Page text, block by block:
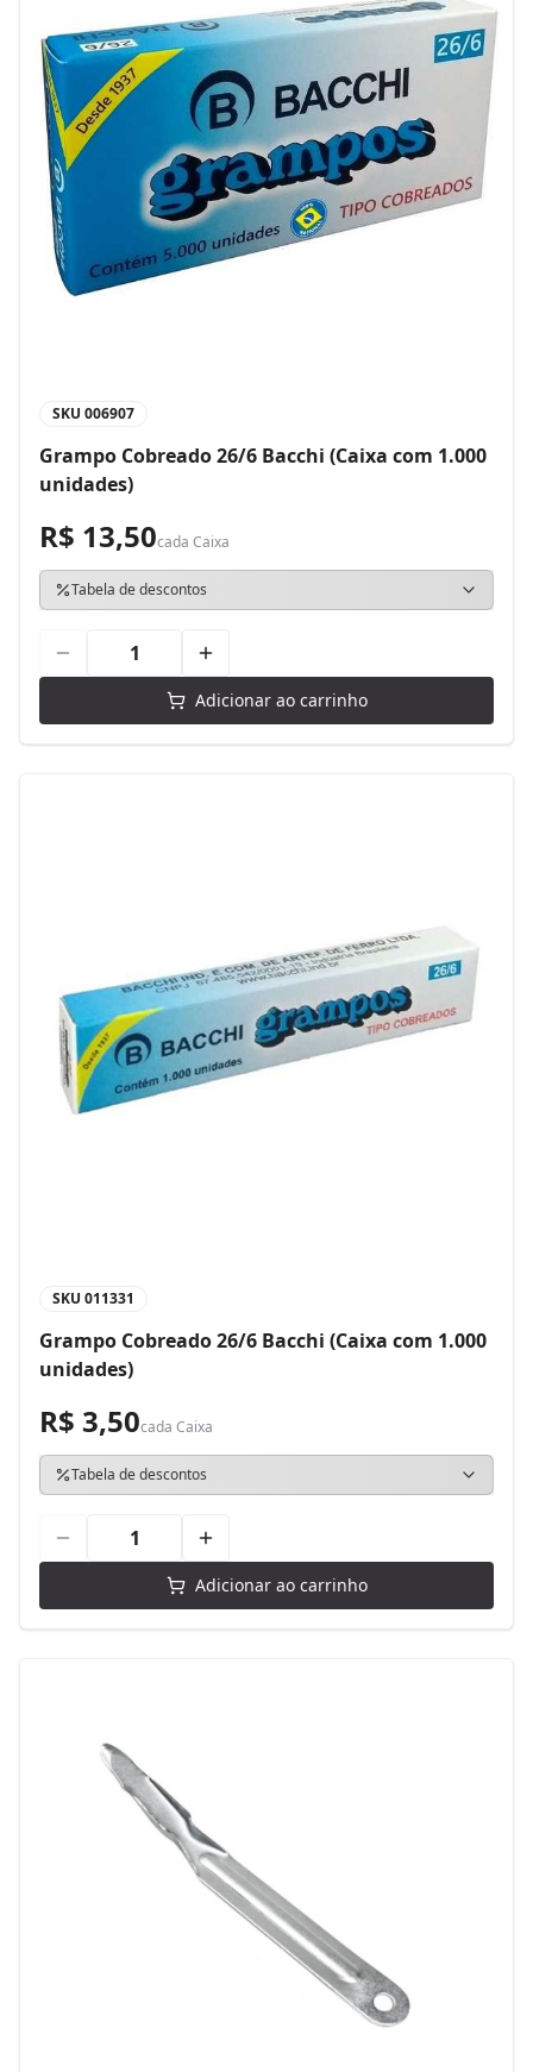
SKU 006907
Grampo Cobreado 26/6 Bacchi (Caixa com 1.000
unidades)
R$ 13,50cada Caixa
Tabela de descontos
Adicionar ao carrinho
SKU 011331
Grampo Cobreado 26/6 Bacchi (Caixa com 1.000
unidades)
R$ 3,50cada Caixa
Tabela de descontos
Adicionar ao carrinho